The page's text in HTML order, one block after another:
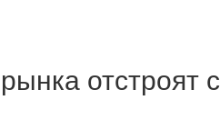
отстроят